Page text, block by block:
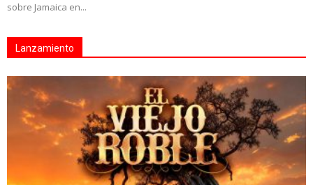
sobre Jamaica en...
Lanzamiento